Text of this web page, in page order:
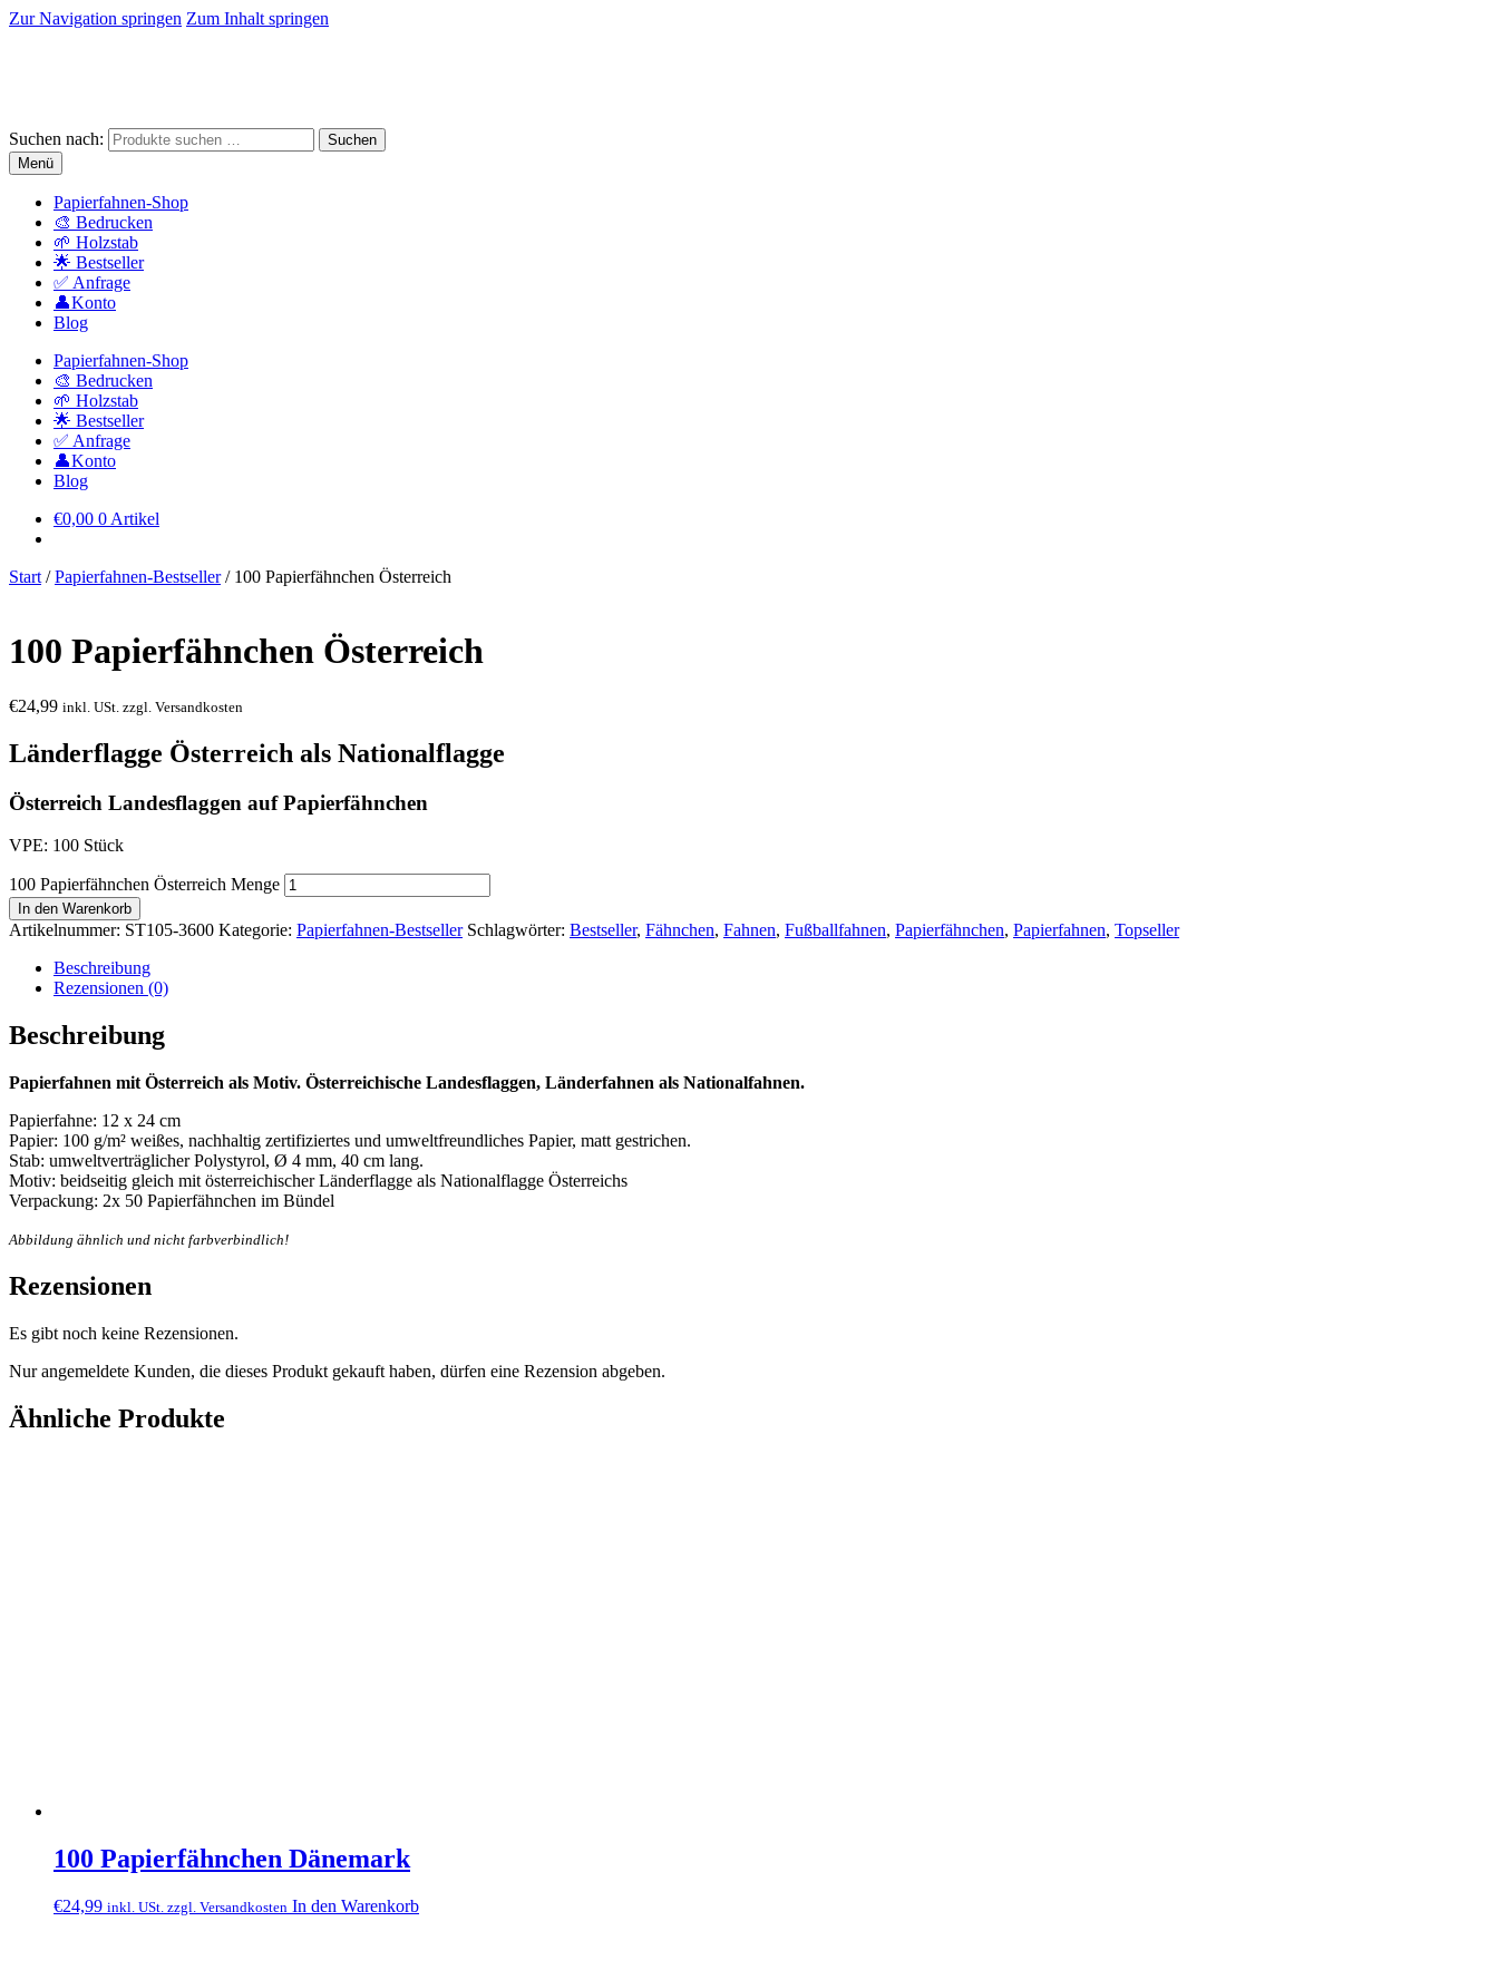
Zur Navigation springen Zum Inhalt springen
Suchen nach:
Suchen
Menü
Papierfahnen-Shop
🎨 Bedrucken
🌱 Holzstab
🌟 Bestseller
✅ Anfrage
👤Konto
Blog
Papierfahnen-Shop
🎨 Bedrucken
🌱 Holzstab
🌟 Bestseller
✅ Anfrage
👤Konto
Blog
€0,00 0 Artikel
Start /Papierfahnen-Bestseller/ 100 Papierfähnchen Österreich
100 Papierfähnchen Österreich
€24,99 inkl. USt. zzgl. Versandkosten
Länderflagge Österreich als Nationalflagge
Österreich Landesflaggen auf Papierfähnchen
VPE: 100 Stück
100 Papierfähnchen Österreich Menge
In den Warenkorb
Artikelnummer: ST105-3600 Kategorie: Papierfahnen-Bestseller Schlagwörter: Bestseller, Fähnchen, Fahnen, Fußballfahnen, Papierfähnchen, Papierfahnen, Topseller
Beschreibung
Rezensionen (0)
Beschreibung
Papierfahnen mit Österreich als Motiv. Österreichische Landesflaggen, Länderfahnen als Nationalfahnen.
Papierfahne: 12 x 24 cm
Papier: 100 g/m² weißes, nachhaltig zertifiziertes und umweltfreundliches Papier, matt gestrichen.
Stab: umweltverträglicher Polystyrol, Ø 4 mm, 40 cm lang.
Motiv: beidseitig gleich mit österreichischer Länderflagge als Nationalflagge Österreichs
Verpackung: 2x 50 Papierfähnchen im Bündel
Abbildung ähnlich und nicht farbverbindlich!
Rezensionen
Es gibt noch keine Rezensionen.
Nur angemeldete Kunden, die dieses Produkt gekauft haben, dürfen eine Rezension abgeben.
Ähnliche Produkte
100 Papierfähnchen Dänemark
€24,99 inkl. USt. zzgl. Versandkosten In den Warenkorb